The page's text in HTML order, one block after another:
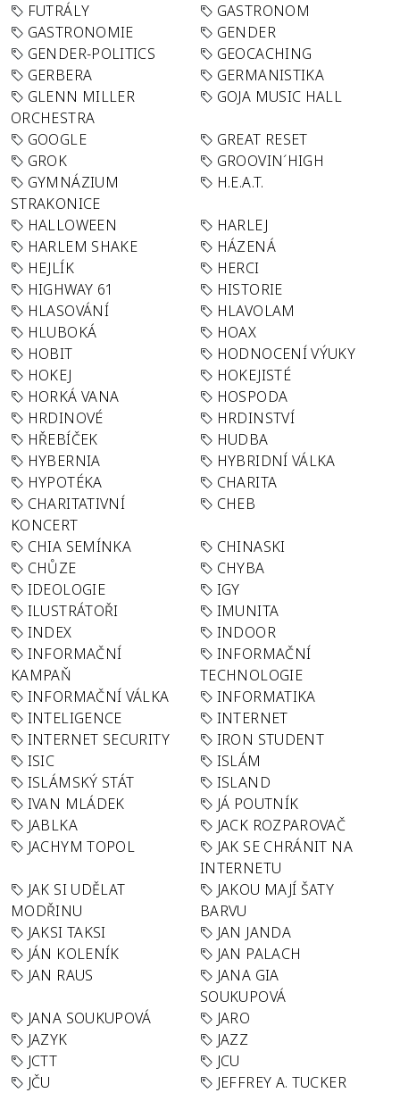
FUTRÁLY
GASTRONOM
GASTRONOMIE
GENDER
GENDER-POLITICS
GEOCACHING
GERBERA
GERMANISTIKA
GLENN MILLER
ORCHESTRA
GOJA MUSIC HALL
GOOGLE
GREAT RESET
GROK
GROOVIN´HIGH
GYMNÁZIUM
STRAKONICE
H.E.A.T.
HALLOWEEN
HARLEJ
HARLEM SHAKE
HÁZENÁ
HEJLÍK
HERCI
HIGHWAY 61
HISTORIE
HLASOVÁNÍ
HLAVOLAM
HLUBOKÁ
HOAX
HOBIT
HODNOCENÍ VÝUKY
HOKEJ
HOKEJISTÉ
HORKÁ VANA
HOSPODA
HRDINOVÉ
HRDINSTVÍ
HŘEBÍČEK
HUDBA
HYBERNIA
HYBRIDNÍ VÁLKA
HYPOTÉKA
CHARITA
CHARITATIVNÍ
KONCERT
CHEB
CHIA SEMÍNKA
CHINASKI
CHŮZE
CHYBA
IDEOLOGIE
IGY
ILUSTRÁTOŘI
IMUNITA
INDEX
INDOOR
INFORMAČNÍ
KAMPAŇ
INFORMAČNÍ
TECHNOLOGIE
INFORMAČNÍ VÁLKA
INFORMATIKA
INTELIGENCE
INTERNET
INTERNET SECURITY
IRON STUDENT
ISIC
ISLÁM
ISLÁMSKÝ STÁT
ISLAND
IVAN MLÁDEK
JÁ POUTNÍK
JABLKA
JACK ROZPAROVAČ
JACHYM TOPOL
JAK SE CHRÁNIT NA
INTERNETU
JAK SI UDĚLAT
MODŘINU
JAKOU MAJÍ ŠATY
BARVU
JAKSI TAKSI
JAN JANDA
JÁN KOLENÍK
JAN PALACH
JAN RAUS
JANA GIA
SOUKUPOVÁ
JANA SOUKUPOVÁ
JARO
JAZYK
JAZZ
JCTT
JCU
JČU
JEFFREY A. TUCKER